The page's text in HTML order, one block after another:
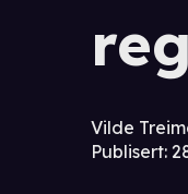
Vilde
Publisert: